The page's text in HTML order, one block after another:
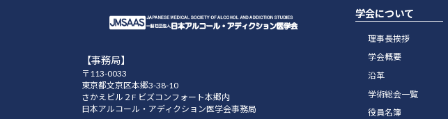
【事務局】
〒113-0033
東京都文京区本郷3-38-10
さかえビル２F ビズコンフォート本郷内
日本アルコール・アディクション医学会事務局
学会について
理事長挨拶
学会概要
沿革
学術総会一覧
役員名簿